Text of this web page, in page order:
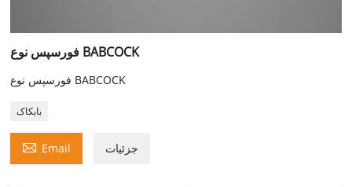
فورسپس نوع BABCOCK
فورسپس نوع BABCOCK
بابکاک
 Email جزئیات